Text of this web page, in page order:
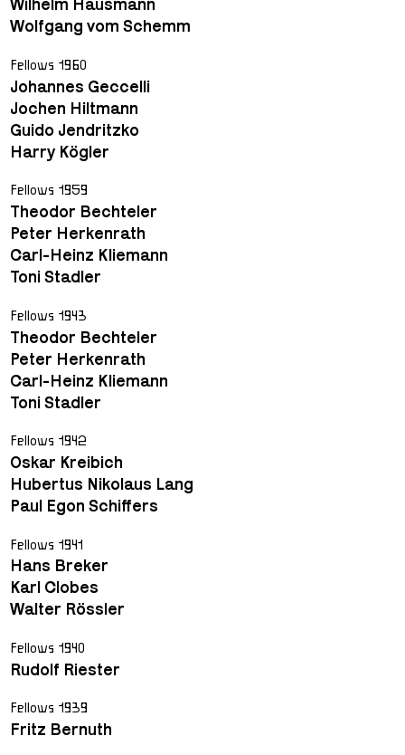
Wilhelm Hausmann
Wolfgang vom Schemm
Fellows 1960
Johannes Geccelli
Jochen Hiltmann
Guido Jendritzko
Harry Kögler
Fellows 1959
Theodor Bechteler
Peter Herkenrath
Carl-Heinz Kliemann
Toni Stadler
Fellows 1943
Theodor Bechteler
Peter Herkenrath
Carl-Heinz Kliemann
Toni Stadler
Fellows 1942
Oskar Kreibich
Hubertus Nikolaus Lang
Paul Egon Schiffers
Fellows 1941
Hans Breker
Karl Clobes
Walter Rössler
Fellows 1940
Rudolf Riester
Fellows 1939
Fritz Bernuth